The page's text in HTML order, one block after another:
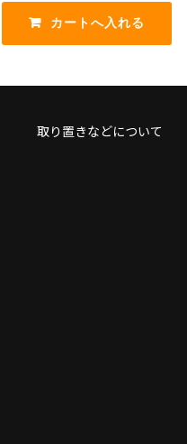
取り置きなどについて